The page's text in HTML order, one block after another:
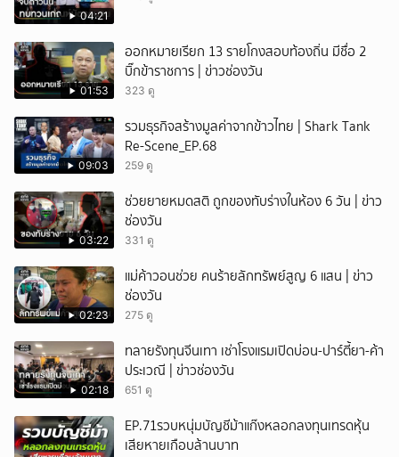
04:21
01:53
ออกหมายเรียก 13 รายโกงสอบท้องถิ่น มีชื่อ 2
บิ๊กข้าราชการ | ข่าวช่องวัน
323 ดู
09:03
รวมธุรกิจสร้างมูลค่าจากข้าวไทย | Shark Tank
Re-Scene_EP.68
259 ดู
03:22
ช่วยยายหมดสติ ถูกของทับร่างในห้อง 6 วัน | ข่าว
ช่องวัน
331 ดู
02:23
แม่ค้าวอนช่วย คนร้ายลักทรัพย์สูญ 6 แสน | ข่าว
ช่องวัน
275 ดู
02:18
ทลายรังทุนจีนเทา เช่าโรงแรมเปิดบ่อน-ปาร์ตี้ยา-ค้า
ประเวณี | ข่าวช่องวัน
651 ดู
EP.71รวบหนุ่มบัญชีม้าแก๊งหลอกลงทุนเทรดหุ้น
เสียหายเกือบล้านบาท